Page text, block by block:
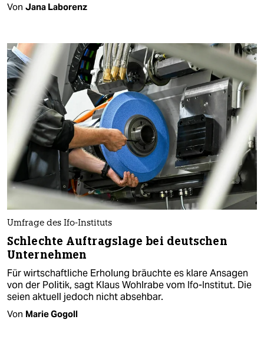
Von Jana Laborenz
Umfrage des Ifo-Instituts
Schlechte Auftragslage bei deutschen
Unternehmen
Für wirtschaftliche Erholung bräuchte es klare Ansagen
von der Politik, sagt Klaus Wohlrabe vom Ifo-Institut. Die
seien aktuell jedoch nicht absehbar.
Von Marie Gogoll